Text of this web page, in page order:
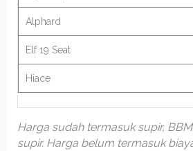
Alphard
Elf 19 Seat
Hiace
Harga sudah termasuk supir,
supir. Harga belum termasuk